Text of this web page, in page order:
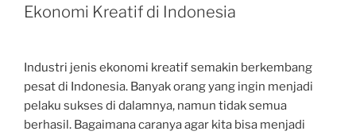
Ekonomi Kreatif di Indonesia
Industri jenis ekonomi kreatif semakin berkembang
pesat di Indonesia. Banyak orang yang ingin menjadi
pelaku sukses di dalamnya, namun tidak semua
berhasil. Bagaimana caranya agar kita bisa menjadi